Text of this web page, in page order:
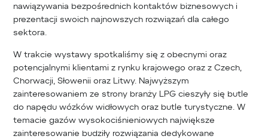
nawiązywania bezpośrednich kontaktów biznesowych i
prezentacji swoich najnowszych rozwiązań dla całego
sektora.
W trakcie wystawy spotkaliśmy się z obecnymi oraz
potencjalnymi klientami z rynku krajowego oraz z Czech,
Chorwacji, Słowenii oraz Litwy. Najwyższym
zainteresowaniem ze strony branży LPG cieszyły się butle
do napędu wózków widłowych oraz butle turystyczne. W
temacie gazów wysokociśnieniowych największe
zainteresowanie budziły rozwiązania dedykowane